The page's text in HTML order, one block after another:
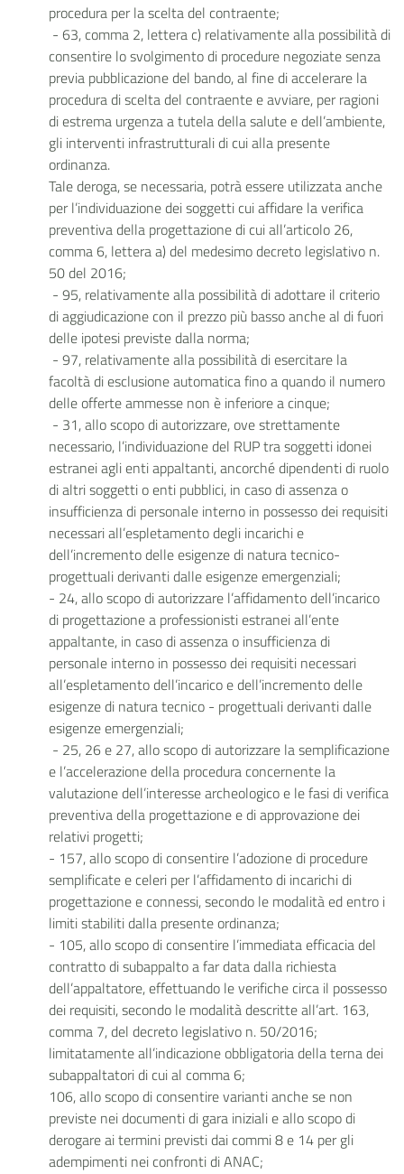
procedura per la scelta del contraente;
- 63, comma 2, lettera c) relativamente alla possibilità di
consentire lo svolgimento di procedure negoziate senza
previa pubblicazione del bando, al fine di accelerare la
procedura di scelta del contraente e avviare, per ragioni
di estrema urgenza a tutela della salute e dell’ambiente,
gli interventi infrastrutturali di cui alla presente
ordinanza.
Tale deroga, se necessaria, potrà essere utilizzata anche
per l’individuazione dei soggetti cui affidare la verifica
preventiva della progettazione di cui all’articolo 26,
comma 6, lettera a) del medesimo decreto legislativo n.
50 del 2016;
- 95, relativamente alla possibilità di adottare il criterio
di aggiudicazione con il prezzo più basso anche al di fuori
delle ipotesi previste dalla norma;
- 97, relativamente alla possibilità di esercitare la
facoltà di esclusione automatica fino a quando il numero
delle offerte ammesse non è inferiore a cinque;
- 31, allo scopo di autorizzare, ove strettamente
necessario, l’individuazione del RUP tra soggetti idonei
estranei agli enti appaltanti, ancorché dipendenti di ruolo
di altri soggetti o enti pubblici, in caso di assenza o
insufficienza di personale interno in possesso dei requisiti
necessari all’espletamento degli incarichi e
dell’incremento delle esigenze di natura tecnico-
progettuali derivanti dalle esigenze emergenziali;
- 24, allo scopo di autorizzare l’affidamento dell’incarico
di progettazione a professionisti estranei all’ente
appaltante, in caso di assenza o insufficienza di
personale interno in possesso dei requisiti necessari
all’espletamento dell’incarico e dell’incremento delle
esigenze di natura tecnico - progettuali derivanti dalle
esigenze emergenziali;
- 25, 26 e 27, allo scopo di autorizzare la semplificazione
e l’accelerazione della procedura concernente la
valutazione dell’interesse archeologico e le fasi di verifica
preventiva della progettazione e di approvazione dei
relativi progetti;
- 157, allo scopo di consentire l’adozione di procedure
semplificate e celeri per l’affidamento di incarichi di
progettazione e connessi, secondo le modalità ed entro i
limiti stabiliti dalla presente ordinanza;
- 105, allo scopo di consentire l’immediata efficacia del
contratto di subappalto a far data dalla richiesta
dell’appaltatore, effettuando le verifiche circa il possesso
dei requisiti, secondo le modalità descritte all’art. 163,
comma 7, del decreto legislativo n. 50/2016;
limitatamente all’indicazione obbligatoria della terna dei
subappaltatori di cui al comma 6;
106, allo scopo di consentire varianti anche se non
previste nei documenti di gara iniziali e allo scopo di
derogare ai termini previsti dai commi 8 e 14 per gli
adempimenti nei confronti di ANAC;